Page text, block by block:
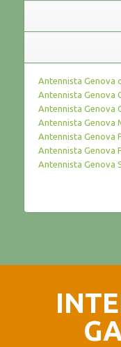
Antennista Genova
Antennista Genova
Antennista Genova
Antennista Genova
Antennista Genova
Antennista Genova
Antennista Genova